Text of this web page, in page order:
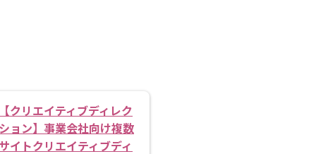
クリエイティブディレク
ョン】事業会社向け複数
イトクリエイティブディ